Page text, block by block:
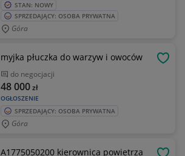
STAN: NOWY
SPRZEDAJĄCY: OSOBA PRYWATNA
Góra
myjka płuczka do warzyw i owoców
do negocjacji
OGŁOSZENIE
48 000zł
SPRZEDAJĄCY: OSOBA PRYWATNA
Góra
A1775050200 kierownica powietrza